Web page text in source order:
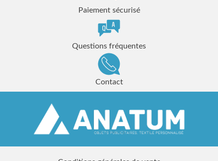
Paiement sécurisé
Questions fréquentes
Contact